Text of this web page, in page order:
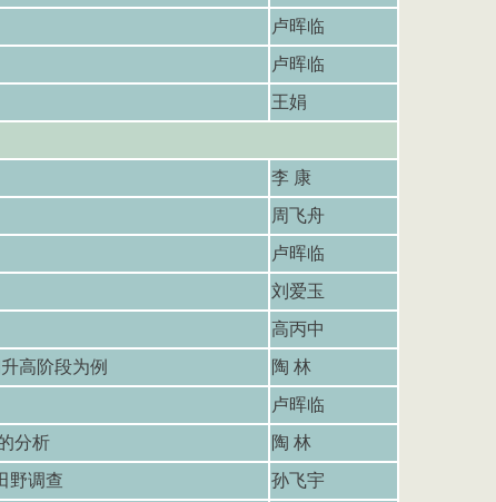
卢晖临
卢晖临
王娟
李 康
周飞舟
卢晖临
刘爱玉
高丙中
高阶段为例
陶 林
卢晖临
分析
陶 林
野调查
孙飞宇